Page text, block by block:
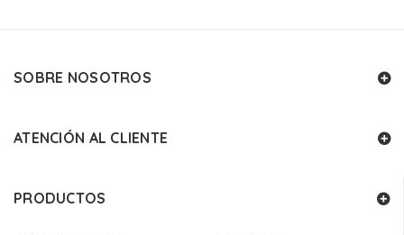
SOBRE NOSOTROS
ATENCIÓN AL CLIENTE
PRODUCTOS